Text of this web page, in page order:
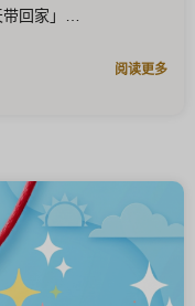
回家」
阅读更多